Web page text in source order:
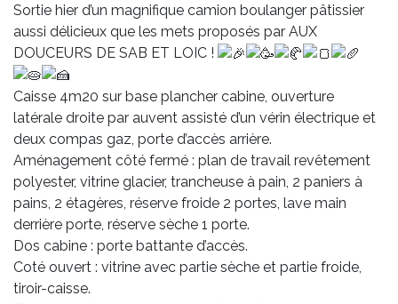
Sortie hier d’un magnifique camion boulanger pâtissier
aussi délicieux que les mets proposés par AUX
DOUCEURS DE SAB ET LOIC !
Caisse 4m20 sur base plancher cabine, ouverture
latérale droite par auvent assisté d’un vérin électrique et
deux compas gaz, porte d’accès arrière.
Aménagement côté fermé : plan de travail revêtement
polyester, vitrine glacier, trancheuse à pain, 2 paniers à
pains, 2 étagères, réserve froide 2 portes, lave main
derrière porte, réserve sèche 1 porte.
Dos cabine : porte battante d’accès.
Coté ouvert : vitrine avec partie sèche et partie froide,
tiroir-caisse.